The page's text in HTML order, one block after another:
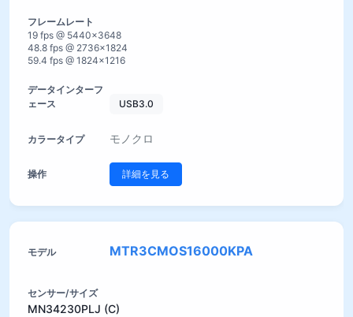
19 fps @ 5440×3648
48.8 fps @ 2736×1824
59.4 fps @ 1824×1216
USB3.0
モノクロ
詳細を見る
MTR3CMOS16000KPA
MN34230PLJ (C)